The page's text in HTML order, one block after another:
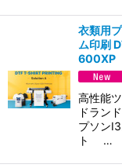
衣類用
ム印刷
600XP
高性能
ドラン
プソン
ト …